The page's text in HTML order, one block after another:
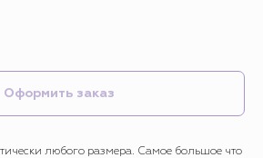
Оформить заказ
любого размера. Самое большое что